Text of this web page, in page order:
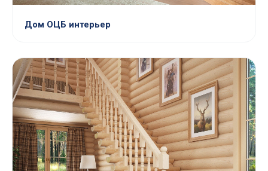
Дом ОЦБ интерьер